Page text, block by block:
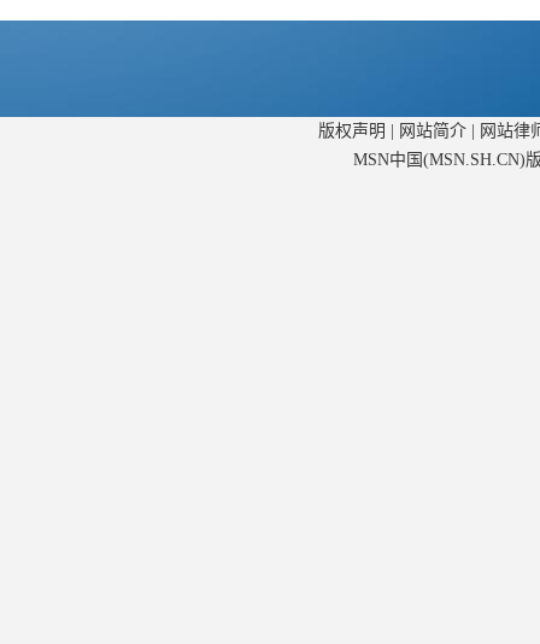
版权声明 网站简介|
网站律
MSN中国(MSN.SH.CN)